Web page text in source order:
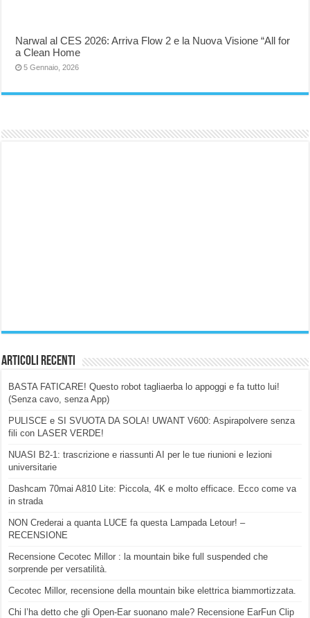
Narwal al CES 2026: Arriva Flow 2 e la Nuova Visione “All for
a Clean Home
5 Gennaio, 2026
Articoli Recenti
BASTA FATICARE! Questo robot tagliaerba lo appoggi e fa tutto lui!
(Senza cavo, senza App)
PULISCE e SI SVUOTA DA SOLA! UWANT V600: Aspirapolvere senza
fili con LASER VERDE!
NUASI B2-1: trascrizione e riassunti AI per le tue riunioni e lezioni
universitarie
Dashcam 70mai A810 Lite: Piccola, 4K e molto efficace. Ecco come va
in strada
NON Crederai a quanta LUCE fa questa Lampada Letour! –
RECENSIONE
Recensione Cecotec Millor : la mountain bike full suspended che
sorprende per versatilità.
Cecotec Millor, recensione della mountain bike elettrica biammortizzata.
Chi l’ha detto che gli Open-Ear suonano male? Recensione EarFun Clip